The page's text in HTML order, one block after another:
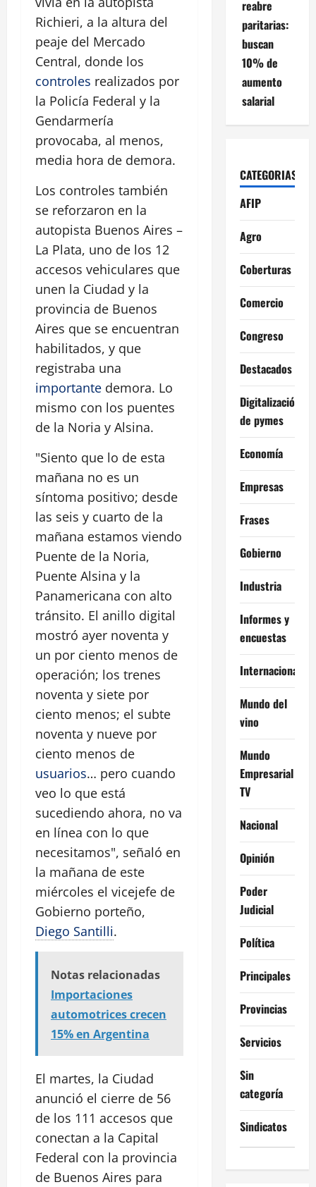
Richieri, a la altura del
peaje del Mercado
Central, donde los
controles realizados por
la Policía Federal y la
Gendarmería
provocaba, al menos,
media hora de demora.
Los controles también
se reforzaron en la
autopista Buenos Aires –
La Plata, uno de los 12
accesos vehiculares que
unen la Ciudad y la
provincia de Buenos
Aires que se encuentran
habilitados, y que
registraba una
importante demora. Lo
mismo con los puentes
de la Noria y Alsina.
"Siento que lo de esta
mañana no es un
síntoma positivo; desde
las seis y cuarto de la
mañana estamos viendo
Puente de la Noria,
Puente Alsina y la
Panamericana con alto
tránsito. El anillo digital
mostró ayer noventa y
un por ciento menos de
operación; los trenes
noventa y siete por
ciento menos; el subte
noventa y nueve por
ciento menos de
usuarios… pero cuando
veo lo que está
sucediendo ahora, no va
en línea con lo que
necesitamos", señaló en
la mañana de este
miércoles el vicejefe de
Gobierno porteño,
Diego Santilli.
Notas relacionadas
Importaciones
automotrices crecen
15% en Argentina
El martes, la Ciudad
anunció el cierre de 56
de los 111 accesos que
conectan a la Capital
Federal con la provincia
de Buenos Aires para
reabre
paritarias:
buscan
10% de
aumento
salarial
CATEGORIAS
AFIP
Agro
Coberturas
Comercio
Congreso
Destacados
Digitalización
de pymes
Economía
Empresas
Frases
Gobierno
Industria
Informes y
encuestas
Internacional
Mundo del
vino
Mundo
Empresarial
TV
Nacional
Opinión
Poder
Judicial
Política
Principales
Provincias
Servicios
Sin
categoría
Sindicatos